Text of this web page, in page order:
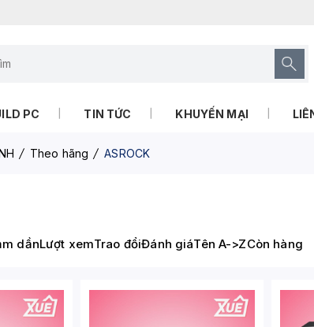
PC TIN TỨC KHUYẾN MẠI
Theo hãng ASROCK
dầnLượt xemTrao đổiĐánh giáTên A->ZCòn hàng